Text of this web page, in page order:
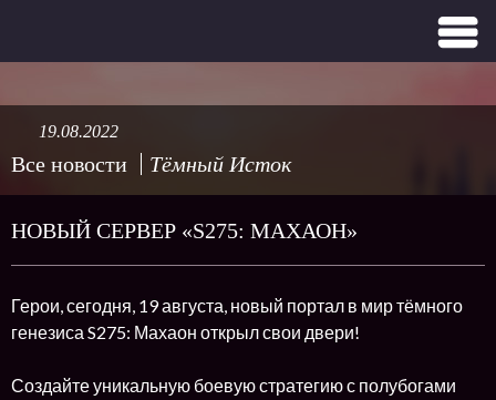
Все новости Тёмный Исток
19.08.2022
НОВЫЙ СЕРВЕР «S275: МАХАОН»
Герои, сегодня, 19 августа, новый портал в мир тёмного
генезиса S275: Махаон открыл свои двери!
Создайте уникальную боевую стратегию с полубогами